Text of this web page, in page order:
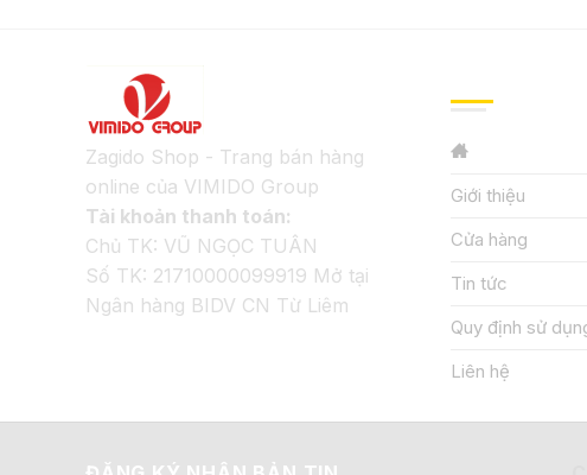
Zagido Shop - Trang bán hàng
online của VIMIDO Group
Tài khoản thanh toán:
Chủ TK: VŨ NGỌC TUÂN
Số TK: 21710000099919 Mở tại
Ngân hàng BIDV CN Từ Liêm
Giới thiệu
Cửa hàng
Tin tức
Quy định sử
Liên hệ